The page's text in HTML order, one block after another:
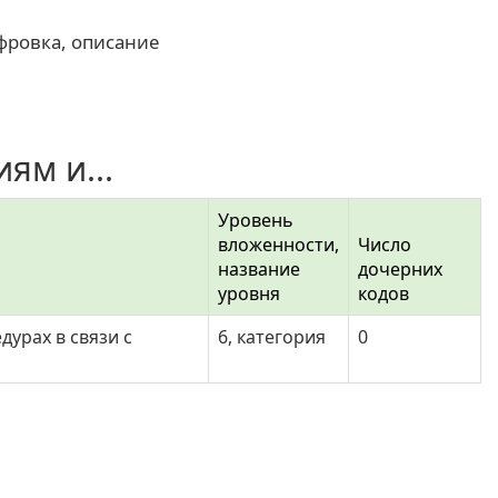
описание
и...
Уровень
вложенности,
название
уровня
Число
дочерних
кодов
в связи с
6, категория 0